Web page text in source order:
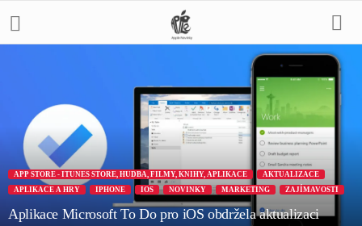
APP STORE - ITUNES STORE, HUDBA, FILMY, KNIHY, APLIKACE
AKTUALIZACE
APLIKACE A HRY
IPHONE IOS NOVINKY MARKETING ZAJÍMAVOSTI
Aplikace Microsoft To Do pro iOS obdržela aktualizaci